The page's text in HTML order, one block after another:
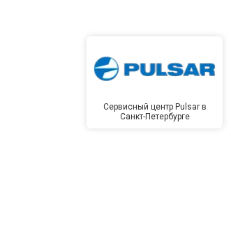
Сервисный центр Pulsar в
Санкт-Петербурге